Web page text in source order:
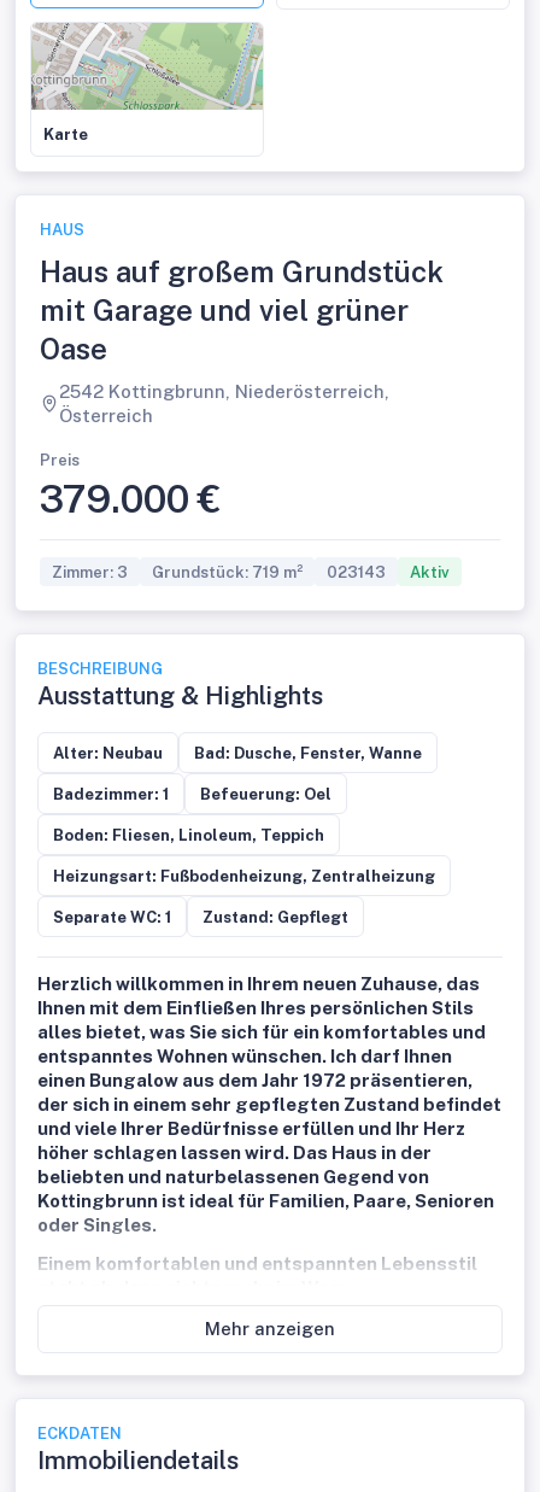
Karte
HAUS
Haus auf großem Grundstück
mit Garage und viel grüner
Oase
2542 Kottingbrunn, Niederösterreich,
Österreich
Preis
379.000 €
Zimmer: 3 Grundstück: 719 m² 023143 Aktiv
BESCHREIBUNG
Ausstattung & Highlights
Alter: Neubau Bad: Dusche, Fenster, Wanne
Badezimmer: 1 Befeuerung: Oel
Boden: Fliesen, Linoleum, Teppich
Heizungsart: Fußbodenheizung, Zentralheizung
Separate WC: 1 Zustand: Gepflegt
Herzlich willkommen in Ihrem neuen Zuhause, das
Ihnen mit dem Einfließen Ihres persönlichen Stils
alles bietet, was Sie sich für ein komfortables und
entspanntes Wohnen wünschen. Ich darf Ihnen
einen Bungalow aus dem Jahr 1972 präsentieren,
der sich in einem sehr gepflegten Zustand befindet
und viele Ihrer Bedürfnisse erfüllen und Ihr Herz
höher schlagen lassen wird. Das Haus in der
beliebten und naturbelassenen Gegend von
Kottingbrunn ist ideal für Familien, Paare, Senioren
oder Singles.
Einem komfortablen und entspannten Lebensstil
Die Immobilie besticht durch ihre durchdachte
Raumaufteilung mit 3 hellen Zimmern, die Platz für Ihre
individuellen Wohnideen bieten. Ob gemütliche
Familienabende im Wohnzimmer oder ruhige
Rückzugsorte in den Schlafzimmern – hier finden Sie die
perfekte Balance zwischen Gemeinschaft und
Privatsphäre.
Mehr anzeigen
ECKDATEN
Immobiliendetails